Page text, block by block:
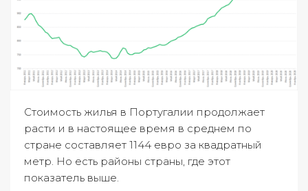
Стоимость жилья в Португалии продолжает
расти и в настоящее время в среднем по
стране составляет 1144 евро за квадратный
метр. Но есть районы страны, где этот
показатель выше.